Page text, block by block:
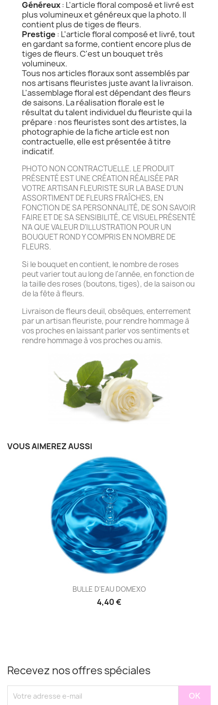
Généreux: L'article floral composé et livré est
plus volumineux et généreux que la photo. Il
contient plus de tiges de fleurs.
Prestige: L'article floral composé et livré, tout
en gardant sa forme, contient encore plus de
tiges de fleurs. C'est un bouquet très
volumineux.
Tous nos articles floraux sont assemblés par
nos artisans fleuristes juste avant la livraison.
L'assemblage floral est dépendant des fleurs
de saisons. La réalisation florale est le
résultat du talent individuel du fleuriste qui la
prépare : nos fleuristes sont des artistes, la
photographie de la fiche article est non
contractuelle, elle est présentée à titre
indicatif.
PHOTO NON CONTRACTUELLE. LE PRODUIT
PRÉSENTÉ EST UNE CRÉATION RÉALISÉE PAR
VOTRE ARTISAN FLEURISTE SUR LA BASE D'UN
ASSORTIMENT DE FLEURS FRAÎCHES, EN
FONCTION DE SA PERSONNALITÉ, DE SON SAVOIR
FAIRE ET DE SA SENSIBILITÉ, CE VISUEL PRÉSENTÉ
N'A QUE VALEUR D'ILLUSTRATION POUR UN
BOUQUET ROND Y COMPRIS EN NOMBRE DE
FLEURS.
Si le bouquet en contient, le nombre de roses
peut varier tout au long de l'année, en fonction de
la taille des roses (boutons, tiges), de la saison ou
de la fête à fleurs.
Livraison de fleurs deuil, obsèques, enterrement
par un artisan fleuriste, pour rendre hommage à
vos proches en laissant parler vos sentiments et
rendre hommage à vos proches ou amis.
VOUS AIMEREZ AUSSI
BULLE D'EAU DOMEXO
4,40 €
Recevez nos offres spéciales